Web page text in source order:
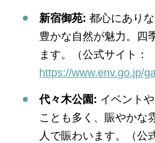
新宿御苑: 都心にあり
豊かな自然が魅力。四
ます。（公式サイト：
https://www.env.go.jp/
代々木公園: イベント
ことも多く、賑やかな
人で賑わいます。（公